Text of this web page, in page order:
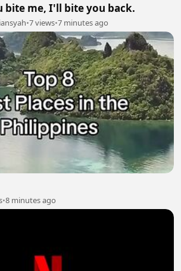
If you bite me, I'll bite you back.
•7 views•7 minutes ago
•8 minutes ago